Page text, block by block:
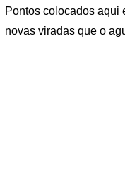
Pontos colocados aqui
novas viradas que o